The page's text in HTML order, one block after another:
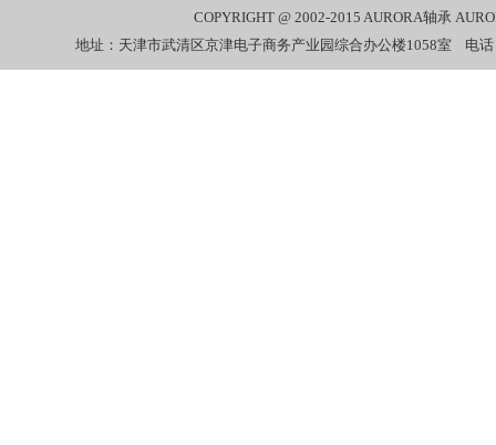
COPYRIGHT @ 2002-2015AURORA轴承
地址：天津市武清区京津电子商务产业园综合办公楼1058室 电